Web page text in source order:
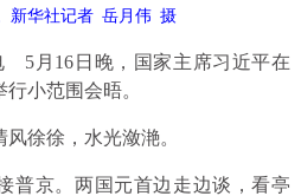
新华社记者 岳月伟 摄
5月16日晚，国家主席习近平在
小范围会晤。
徐徐，水光潋滟。
普京。两国元首边走边谈，看亭